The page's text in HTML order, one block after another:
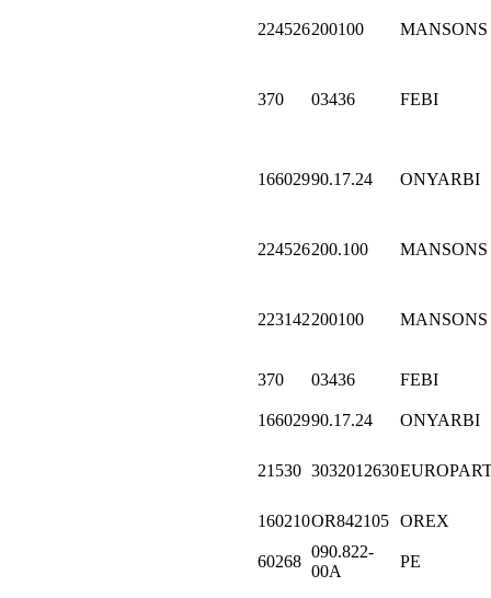
224526200100 MANSONS
370 03436 FEBI
16602990.17.24 ONYARBI
224526200.100 MANSONS
223142200100 MANSONS
370 03436 FEBI
16602990.17.24 ONYARBI
21530 3032012630
160210OR842105 OREX
60268
090.822-
00A
PE